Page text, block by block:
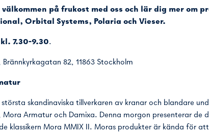
på frukost med oss och lär dig mer om
Orbital Systems, Polaria och Vieser.
7.30-9.30.
82, 11863 Stockholm
skandinaviska tillverkaren av kranar och blandare
Armatur och Damixa. Denna morgon presenterar de
klassikern Mora MMIX II. Moras produkter är kända för